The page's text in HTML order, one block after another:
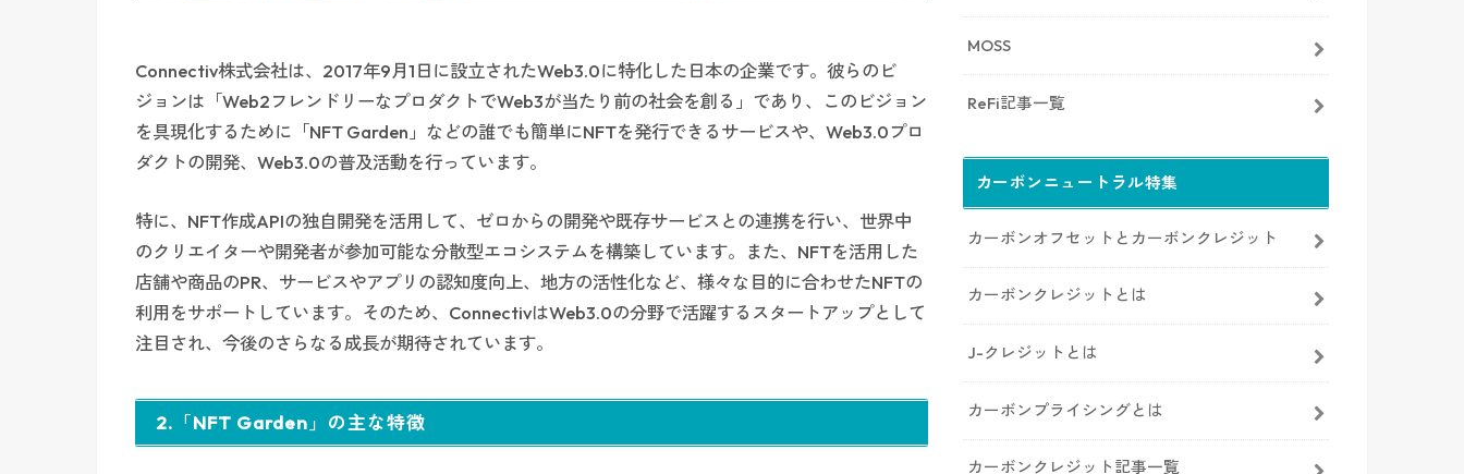
Connectiv株式会社は、2017年9月1日に設立されたWeb3.0に特化した日本の企業です。彼らのビ
ジョンは「Web2フレンドリーなプロダクトでWeb3が当たり前の社会を創る」であり、このビジョン
を具現化するために「NFT Garden」などの誰でも簡単にNFTを発行できるサービスや、Web3.0プロ
ダクトの開発、Web3.0の普及活動を行っています。
特に、NFT作成APIの独自開発を活用して、ゼロからの開発や既存サービスとの連携を行い、世界中
のクリエイターや開発者が参加可能な分散型エコシステムを構築しています。また、NFTを活用した
店舗や商品のPR、サービスやアプリの認知度向上、地方の活性化など、様々な目的に合わせたNFTの
利用をサポートしています。そのため、ConnectivはWeb3.0の分野で活躍するスタートアップとして
注目され、今後のさらなる成長が期待されています。
2.「NFT Garden」の主な特徴
MOSS
ReFi記事一覧
カーボンニュートラル特集
カーボンオフセットとカーボンクレジット
カーボンクレジットとは
J-クレジットとは
カーボンプライシングとは
カーボンクレジット記事一覧